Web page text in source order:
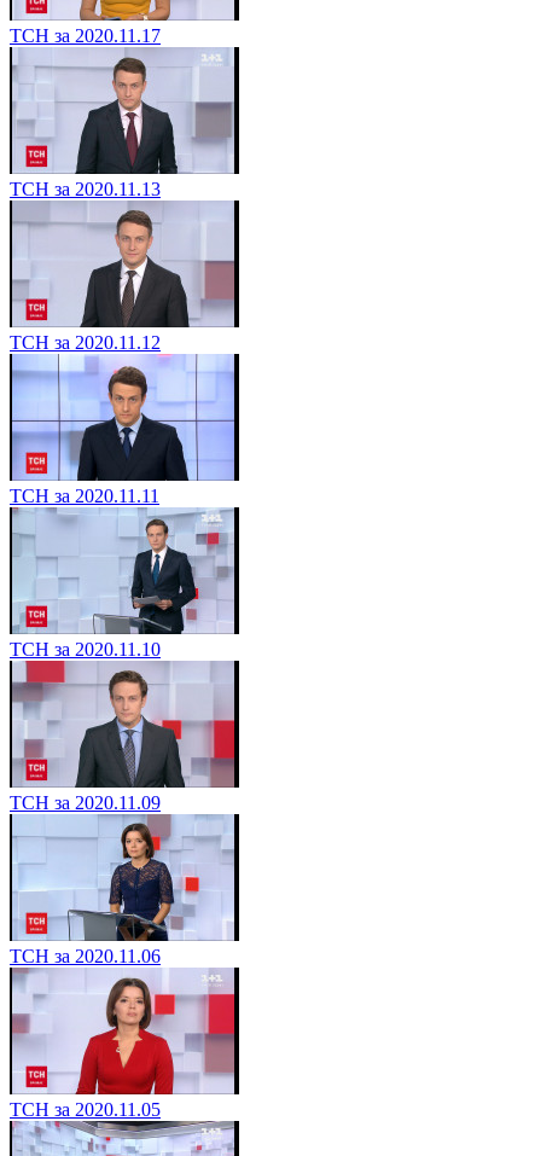
ТСН за 2020.11.17
ТСН за 2020.11.13
ТСН за 2020.11.12
ТСН за 2020.11.11
ТСН за 2020.11.10
ТСН за 2020.11.09
ТСН за 2020.11.06
ТСН за 2020.11.05